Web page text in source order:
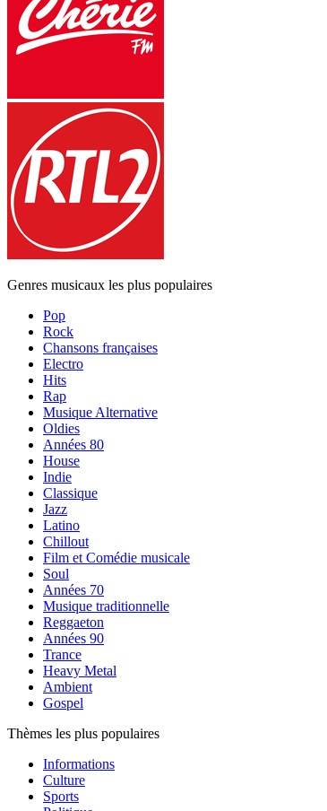
Genres musicaux les plus populaires
Pop
Rock
Chansons françaises
Electro
Hits
Rap
Musique Alternative
Oldies
Années 80
House
Indie
Classique
Jazz
Latino
Chillout
Film et Comédie musicale
Soul
Années 70
Musique traditionnelle
Reggaeton
Années 90
Trance
Heavy Metal
Ambient
Gospel
Thèmes les plus populaires
Informations
Culture
Sports